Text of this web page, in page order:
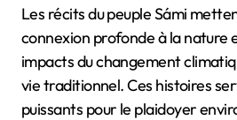
Les récits du peuple Sámi
connexion profonde à la nature
impacts du changement
vie traditionnel. Ces histoires
puissants pour le plaidoyer